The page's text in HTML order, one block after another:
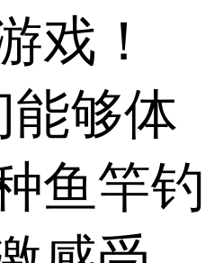
戏！
能够体
鱼竿钓